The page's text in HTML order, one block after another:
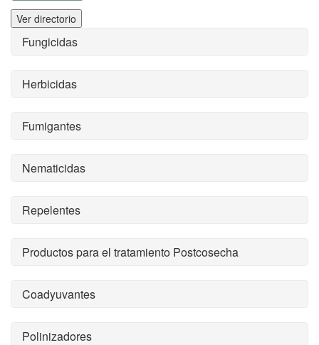
Ver directorio
Fungicidas
Herbicidas
Fumigantes
Nematicidas
Repelentes
Productos para el tratamiento Postcosecha
Coadyuvantes
Polinizadores